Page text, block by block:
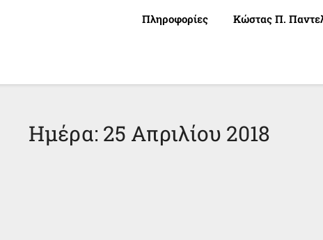
Πληροφορίες Κώστας Π.
Ημέρα: 25 Απριλίου 2018